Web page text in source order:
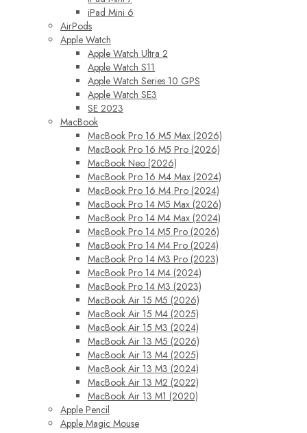
iPad Mini 6
AirPods
Apple Watch
Apple Watch Ultra 2
Apple Watch S11
Apple Watch Series 10 GPS
Apple Watch SE3
SE 2023
MacBook
MacBook Pro 16 M5 Max (2026)
MacBook Pro 16 M5 Pro (2026)
MacBook Neo (2026)
MacBook Pro 16 M4 Max (2024)
MacBook Pro 16 M4 Pro (2024)
MacBook Pro 14 M5 Max (2026)
MacBook Pro 14 M4 Max (2024)
MacBook Pro 14 M5 Pro (2026)
MacBook Pro 14 M4 Pro (2024)
MacBook Pro 14 M3 Pro (2023)
MacBook Pro 14 M4 (2024)
MacBook Pro 14 M3 (2023)
MacBook Air 15 M5 (2026)
MacBook Air 15 M4 (2025)
MacBook Air 15 M3 (2024)
MacBook Air 13 M5 (2026)
MacBook Air 13 M4 (2025)
MacBook Air 13 M3 (2024)
MacBook Air 13 M2 (2022)
MacBook Air 13 M1 (2020)
Apple Pencil
Apple Magic Mouse